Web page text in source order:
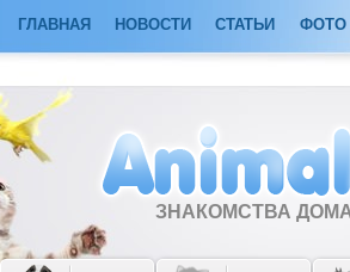
ГЛАВНАЯ НОВОСТИ СТАТЬИ ФОТО
ЗНАКОМСТВА